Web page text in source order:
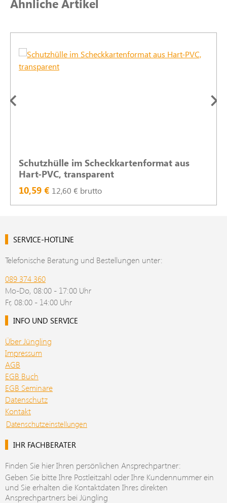
Ähnliche Artikel
Schutzhülle im Scheckkartenformat aus
Hart-PVC, transparent
10,59 € 12,60 € brutto
SERVICE-HOTLINE
Telefonische Beratung und Bestellungen unter:
089 374 360
Mo-Do, 08:00 - 17:00 Uhr
Fr, 08:00 - 14:00 Uhr
INFO UND SERVICE
Über Jüngling
Impressum
AGB
EGB Buch
EGB Seminare
Datenschutz
Kontakt
Datenschutzeinstellungen
IHR FACHBERATER
Finden Sie hier Ihren persönlichen Ansprechpartner:
Geben Sie bitte Ihre Postleitzahl oder Ihre Kundennummer ein
und Sie erhalten die Kontaktdaten Ihres direkten
Ansprechpartners bei Jüngling